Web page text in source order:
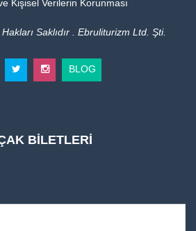
Kişisel Verilerin Korunması
Saklıdır . Ebruliturizm Ltd. Şti.
BLOG
BİLETLERİ